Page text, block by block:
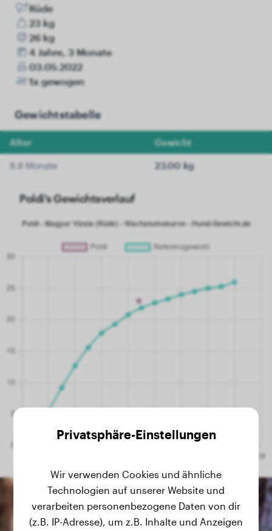
Rüde
23 kg
26 kg
4 Jahre, 3 Monate
03.05.2022
1x gewogen
Gewichtstabelle
Alter Gewicht
8.8 Monate 23.00 kg
Poldi's Gewichtsverlauf
Privatsphäre-Einstellungen
Wir verwenden Cookies und ähnliche
Technologien auf unserer Website und
verarbeiten personenbezogene Daten von dir
(z.B. IP-Adresse), um z.B. Inhalte und Anzeigen